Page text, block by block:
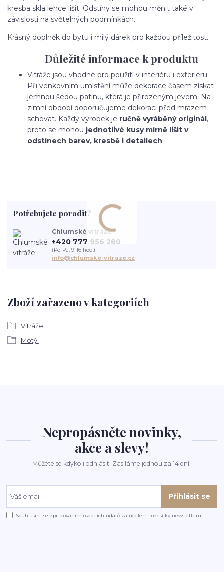
kresba skla lehce lišit. Odstíny se mohou měnit také v
závislosti na světelných podmínkách.
Krásný doplněk do bytu i milý dárek pro každou příležitost.
Důležité informace k produktu
Vitráže jsou vhodné pro použití v interiéru i exteriéru.
Při venkovním umístění může dekorace časem získat
jemnou šedou patinu, která je přirozeným jevem. Na
zimní období doporučujeme dekoraci před mrazem
schovat. Každý výrobek je ručně vyráběný originál,
proto se mohou jednotlivé kusy mírně lišit v
odstínech barev, kresbě i detailech.
Zboží zařazeno v kategoriích
Vitráže
Motýl
Potřebujete poradit?
Chlumské vitráže
+420 777 956 280
(Po-Pá, 9-16 hod.)
info@chlumske-vitraze.cz
Nepropásněte novinky,
akce a slevy!
Můžete se kdykoli odhlásit. Zasíláme jednou za 14 dní.
Přihlásit se
Souhlasím se zpracováním osobních údajů za účelem rozesílky newsletteru.